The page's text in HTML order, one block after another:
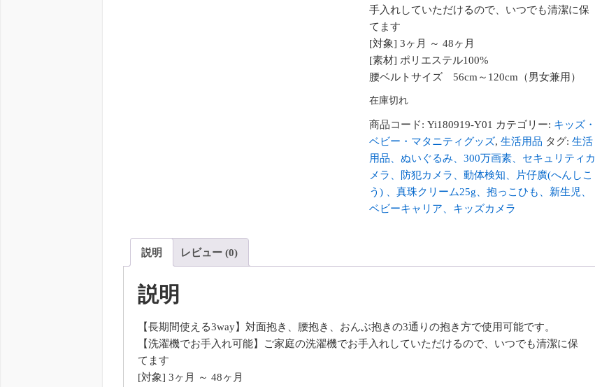
手入れしていただけるので、いつでも清潔に保
てます
[対象] 3ヶ月 ～ 48ヶ月
[素材] ポリエステル100%
腰ベルトサイズ 56cm～120cm（男女兼用）
在庫切れ
商品コード:Yi180919-Y01 カテゴリー: キッズ・
ベビー・マタニティグッズ,生活用品 タグ:生活
用品、ぬいぐるみ、300万画素、セキュリティカ
メラ、防犯カメラ、動体検知、片仔廣(へんしこ
う) 、真珠クリーム25g、抱っこひも、新生児、
ベビーキャリア、キッズカメラ
説明 レビュー (0)
説明
【長期間使える3way】対面抱き、腰抱き、おんぶ抱きの3通りの抱き方で使用可能です。
【洗濯機でお手入れ可能】ご家庭の洗濯機でお手入れしていただけるので、いつでも清潔に保
てます
[対象] 3ヶ月 ～ 48ヶ月